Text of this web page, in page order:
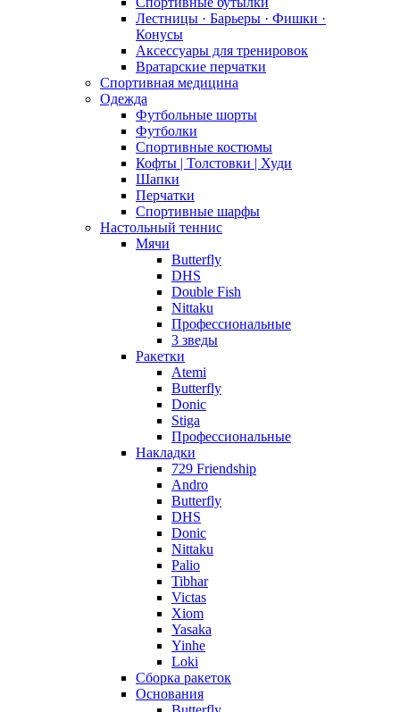
Лестницы · Барьеры · Фишки ·
Конусы
Аксессуары для тренировок
Вратарские перчатки
Спортивная медицина
Одежда
Футбольные шорты
Футболки
Спортивные костюмы
Кофты | Толстовки | Худи
Шапки
Перчатки
Спортивные шарфы
Настольный теннис
Мячи
Butterfly
DHS
Double Fish
Nittaku
Профессиональные
3 зведы
Ракетки
Atemi
Butterfly
Donic
Stiga
Профессиональные
Накладки
729 Friendship
Andro
Butterfly
DHS
Donic
Nittaku
Palio
Tibhar
Victas
Xiom
Yasaka
Yinhe
Loki
Сборка ракеток
Основания